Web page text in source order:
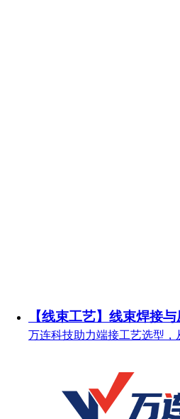
【线束工艺】线束焊接
万连科技助力端接工艺选型